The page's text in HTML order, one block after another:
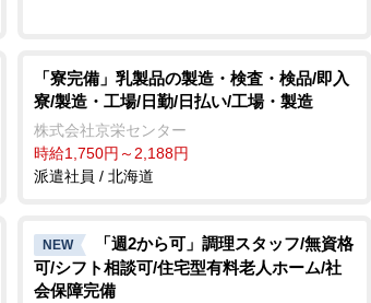
「寮完備」乳製品の製造・検査・検品/即入
寮/製造・工場/日勤/日払い/工場・製造
株式会社京栄センター
時給1,750円～2,188円
派遣社員 / 北海道
NEW
「週2から可」調理スタッフ/無資格
可/シフト相談可/住宅型有料老人ホーム/社
会保障完備